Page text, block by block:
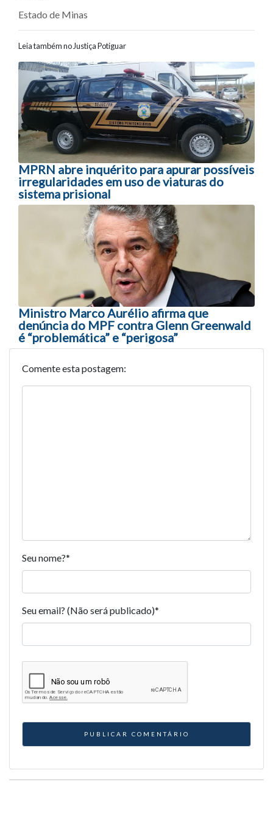
Estado de Minas
Leia também no Justiça Potiguar
Navegação entre posts
MPRN abre inquérito para apurar possíveis
irregularidades em uso de viaturas do
sistema prisional
Ministro Marco Aurélio afirma que
denúncia do MPF contra Glenn Greenwald
é “problemática” e “perigosa”
Comente esta postagem:
Seu nome?*
Seu email? (Não será publicado)*